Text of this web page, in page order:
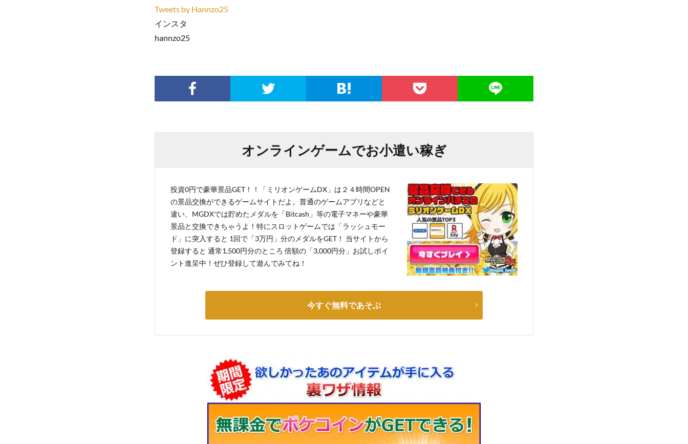
Tweets by Hannzo25
インスタ
hannzo25
オンラインゲームでお小遣い稼ぎ
投資0円で豪華景品GET！！「ミリオンゲームDX」は２４時間OPEN
の景品交換ができるゲームサイトだよ。普通のゲームアプリなどと
違い、MGDXでは貯めたメダルを「Bitcash」等の電子マネーや豪華
景品と交換できちゃうよ！特にスロットゲームでは「ラッシュモー
ド」に突入すると 1回で「3万円」分のメダルをGET！ 当サイトから
登録すると 通常1,500円分のところ 倍額の「3,000円分」お試しポイ
ント進呈中！ぜひ登録して遊んでみてね！
今すぐ無料であそぶ